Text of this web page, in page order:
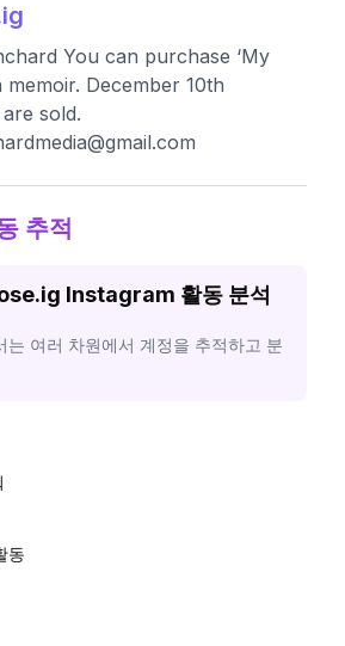
You can purchase ‘My
memoir. December 10th
sold.
추적
Instagram 활동 분석
는 여러 차원에서 계정을 추적하고 분
동